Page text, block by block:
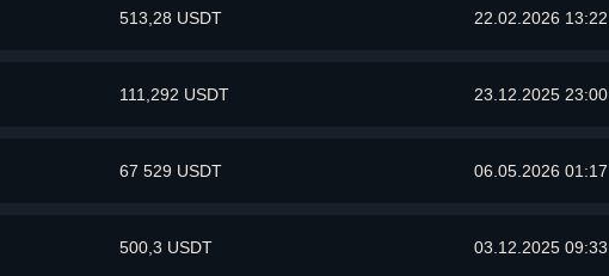
513,28 USDT 22.02.2026 13:22
111,292 USDT 23.12.2025 23:00
67 529 USDT 06.05.2026 01:17
500,3 USDT 03.12.2025 09:33